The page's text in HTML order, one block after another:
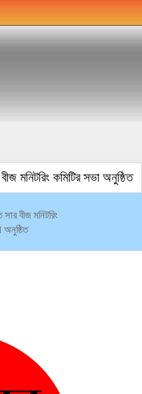
কমিটির সভা অনুষ্ঠিত
বীজ মনিটরিং
অনুষ্ঠিত